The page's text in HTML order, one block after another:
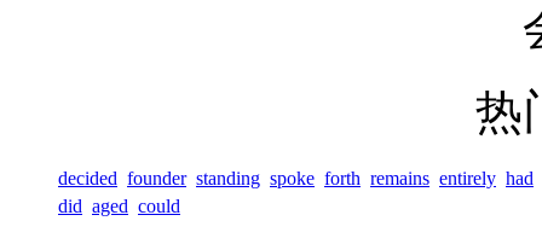
热
decided founder standing spoke forth remains entirely had
did aged could